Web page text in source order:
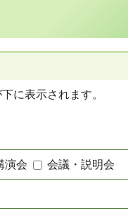
に表示されます。
演会 会議・説明会